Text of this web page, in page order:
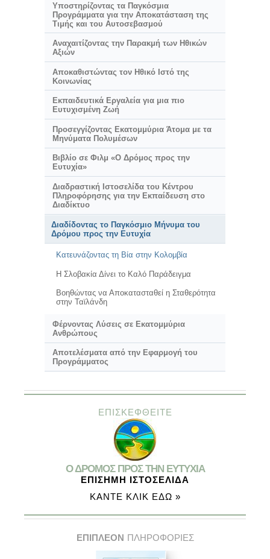
Υποστηρίζοντας τα Παγκόσμια
Προγράμματα για την Αποκατάσταση της
Τιμής και του Αυτοσεβασμού
Αναχαιτίζοντας την Παρακμή των Ηθικών
Αξιών
Αποκαθιστώντας τον Ηθικό Ιστό της
Κοινωνίας
Εκπαιδευτικά Εργαλεία για μια πιο
Ευτυχισμένη Ζωή
Προσεγγίζοντας Εκατομμύρια Άτομα με τα
Μηνύματα Πολυμέσων
Βιβλίο σε Φιλμ «Ο Δρόμος προς την
Ευτυχία»
Διαδραστική Ιστοσελίδα του Κέντρου
Πληροφόρησης για την Εκπαίδευση στο
Διαδίκτυο
Διαδίδοντας το Παγκόσμιο Μήνυμα του
Δρόμου προς την Ευτυχία
Κατευνάζοντας τη Βία στην Κολομβία
Η Σλοβακία Δίνει το Καλό Παράδειγμα
Βοηθώντας να Αποκατασταθεί η Σταθερότητα
στην Ταϊλάνδη
Φέρνοντας Λύσεις σε Εκατομμύρια
Ανθρώπους
Αποτελέσματα από την Εφαρμογή του
Προγράμματος
ΕΠΙΣΚΕΦΘΕΙΤΕ
Ο ΔΡΟΜΟΣ ΠΡΟΣ ΤΗΝ ΕΥΤΥΧΙΑ
ΕΠΙΣΗΜΗ ΙΣΤΟΣΕΛΙΔΑ
ΚΑΝΤΕ ΚΛΙΚ ΕΔΩ »
ΕΠΙΠΛΕΟΝ ΠΛΗΡΟΦΟΡΙΕΣ